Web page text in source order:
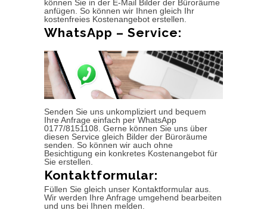
können Sie in der E-Mail Bilder der Büroräume
anfügen. So können wir Ihnen gleich Ihr
kostenfreies Kostenangebot erstellen.
WhatsApp – Service:
Senden Sie uns unkompliziert und bequem
Ihre Anfrage einfach per WhatsApp
0177/8151108. Gerne können Sie uns über
diesen Service gleich Bilder der Büroräume
senden. So können wir auch ohne
Besichtigung ein konkretes Kostenangebot für
Sie erstellen.
Kontaktformular:
Füllen Sie gleich unser Kontaktformular aus.
Wir werden Ihre Anfrage umgehend bearbeiten
und uns bei Ihnen melden.